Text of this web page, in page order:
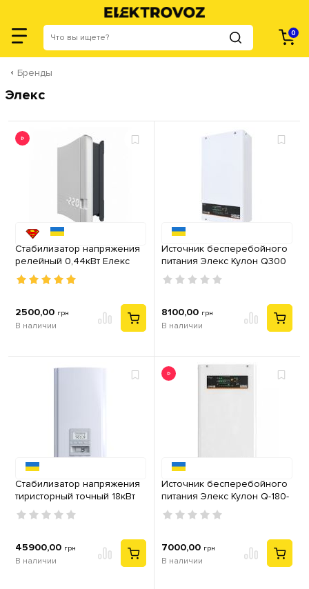
0
Бренды
Элекс
Стабилизатор напряжения
релейный 0,44кВт Елекс
АНТС У 600
2500,00 грн
В наличии
Источник бесперебойного
питания Элекс Кулон Q300
V4.0
8100,00 грн
В наличии
Стабилизатор напряжения
тиристорный точный 18кВт
Элекс Герц У 36-1-80А v3.0
45900,00 грн
В наличии
Источник бесперебойного
питания Элекс Кулон Q-180-
12 V4.0
7000,00 грн
В наличии